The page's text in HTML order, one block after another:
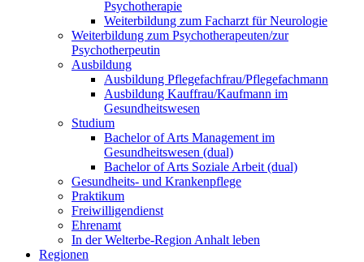
Psychotherapie
Weiterbildung zum Facharzt für Neurologie
Weiterbildung zum Psychotherapeuten/zur
Psychotherpeutin
Ausbildung
Ausbildung Pflegefachfrau/Pflegefachmann
Ausbildung Kauffrau/Kaufmann im
Gesundheitswesen
Studium
Bachelor of Arts Management im
Gesundheitswesen (dual)
Bachelor of Arts Soziale Arbeit (dual)
Gesundheits- und Krankenpflege
Praktikum
Freiwilligendienst
Ehrenamt
In der Welterbe-Region Anhalt leben
Regionen